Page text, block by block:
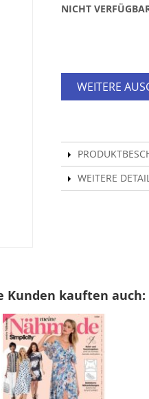
NICHT
WEITERE
WEITERE
Kunden kauften auch: